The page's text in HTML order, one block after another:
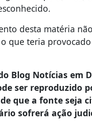
desta matéria
que teria
Blog Notícias em
ser reproduzido
que a fonte seja
sofrerá ação